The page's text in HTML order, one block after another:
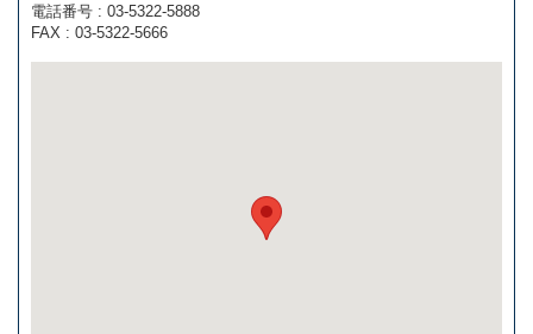
電話番号 : 03-5322-5888
FAX : 03-5322-5666